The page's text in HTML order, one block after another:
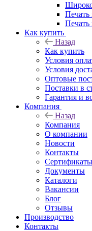
Печать
Печать
Как купить
Назад
Как купить
Условия
Условия
Оптовые
Поставки в
Гарантия и
Компания
Назад
Компания
О компании
Новости
Контакты
Сертификаты
Документы
Каталоги
Вакансии
Блог
Отзывы
Производство
Контакты